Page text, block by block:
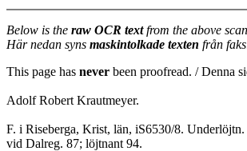
Below is the raw OCR textfrom the above
Här nedan syns maskintolkade texten från
This page has never been proofread. / Denna
Adolf Robert Krautmeyer.
F. i Riseberga, Krist, län, iS6530/8. Underlöjtn.
vid Dalreg. 87; löjtnant 94.